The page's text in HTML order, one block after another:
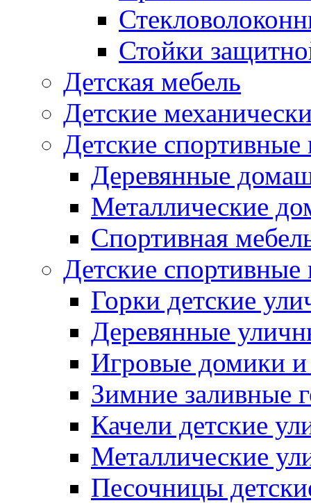
Стойки
Детская мебель
Детские
Детские
Деревянные
Металлические
Спортивная
Детские
Горки детские
Деревянные
Игровые домики и
Зимние заливные
Качели детские
Металлические
Песочницы